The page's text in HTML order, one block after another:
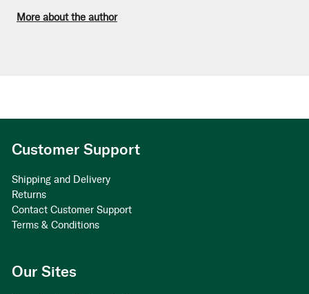
More about the author
Customer Support
Shipping and Delivery
Returns
Contact Customer Support
Terms & Conditions
Our Sites